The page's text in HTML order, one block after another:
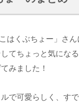
はくぶちょー」さ
てちょっと気になる
みました！
で可愛らしく、す